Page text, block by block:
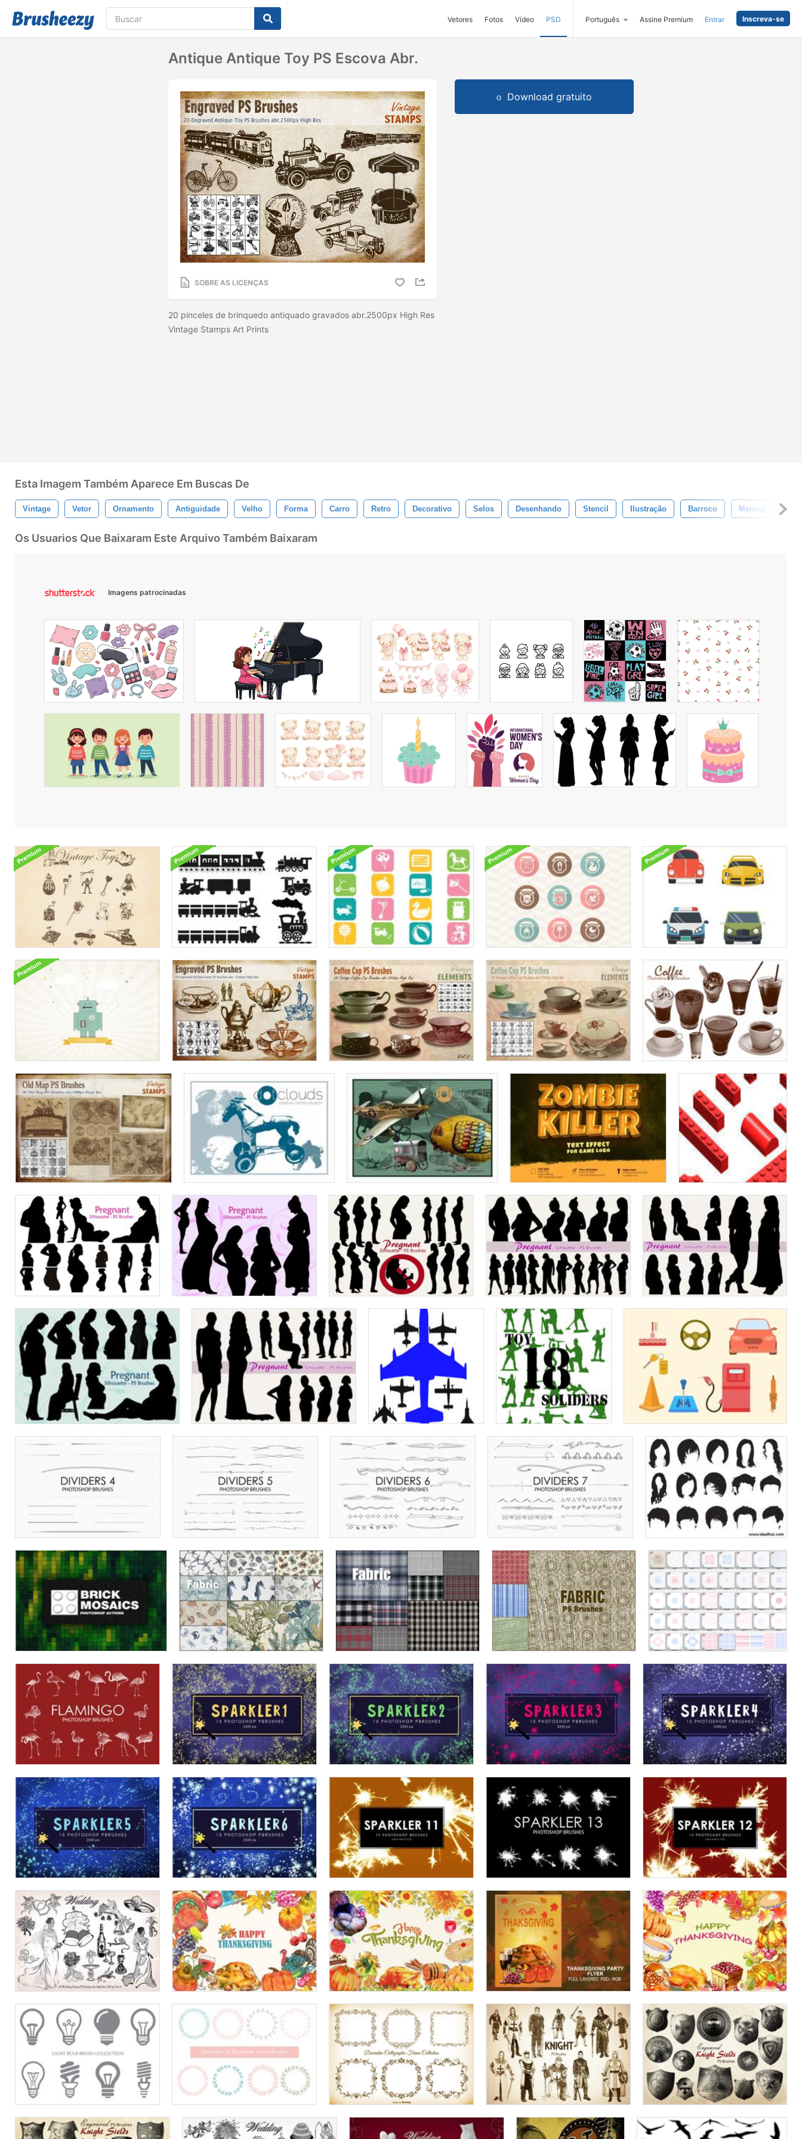
Vetores Fotos Vídeo PSD Português Assine Premium Entrar Inscreva-se
Antique Antique Toy PS Escova Abr.
SOBRE AS LICENÇAS
20 pinceles de brinquedo antiquado gravados abr.2500px High Res
Vintage Stamps Art Prints
Download gratuito
Esta Imagem Também Aparece Em Buscas De
Vintage Vetor Ornamento Antiguidade Velho Forma Carro Retro Decorativo Selos Desenhando Stencil Ilustração Barroco Menina
Os Usuarios Que Baixaram Este Arquivo Também Baixaram
Imagens patrocinadas